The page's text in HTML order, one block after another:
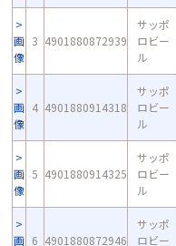
画
像
3 4901880872939
サッポ
ロビー
ル
画
像
4 4901880914318
サッポ
ロビー
ル
画
像
5 4901880914325
サッポ
ロビー
ル
画 6 4901880872946
サッポ
ロビー